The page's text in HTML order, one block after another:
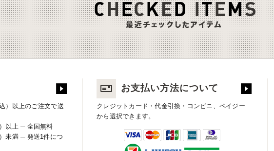
）以上のご注文で送
以上 ─ 全国無料
未満 ─ 発送1件につ
お支払い方法について
クレジットカード・代金引換・コンビニ、ペイジー
から選択できます。